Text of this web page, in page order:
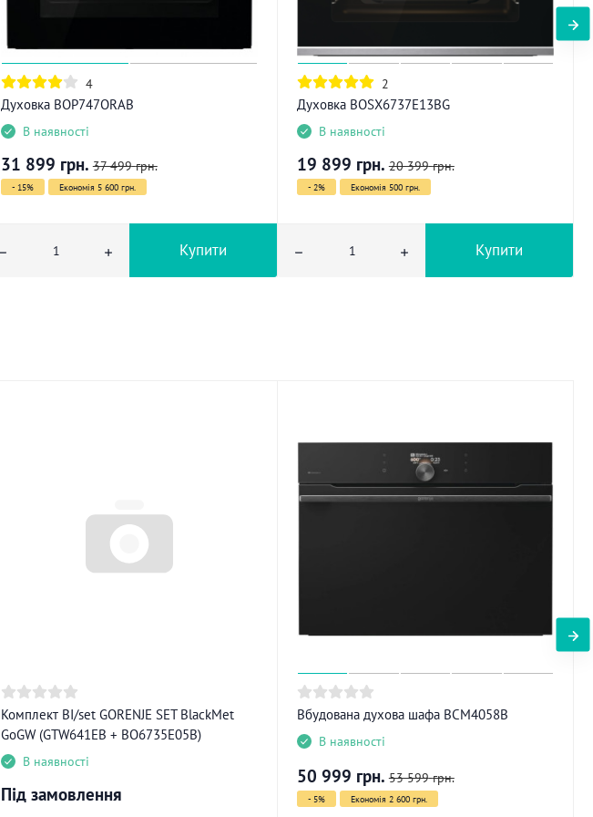
4
Духовка BOP747ORAB
В наявності
31 899 грн. 37 499 грн.
- 15% Економія 5 600 грн.
Купити
2
Духовка BOSX6737E13BG
В наявності
19 899 грн. 20 399 грн.
- 2% Економія 500 грн.
Купити
Комплект BI/set GORENJE SET BlackMet
GoGW (GTW641EB + BO6735E05B)
В наявності
Під замовлення
Вбудована духова шафа BCM4058B
В наявності
50 999 грн. 53 599 грн.
- 5% Економія 2 600 грн.